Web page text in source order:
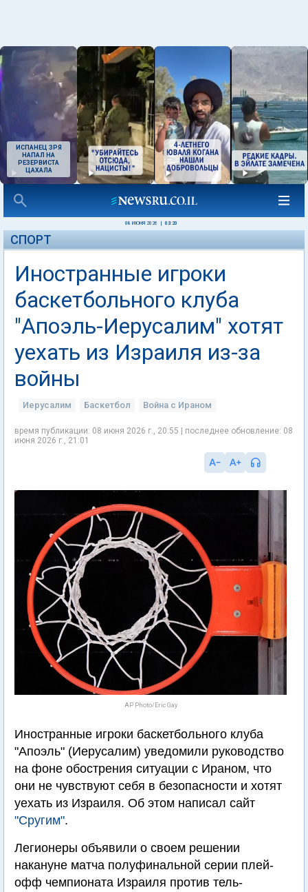
ИСПАНЕЦ ЗРЯ
НАПАЛ НА
РЕЗЕРВИСТА
ЦАХАЛА
08 ИЮНЯ 2026 03:20
СПОРТ
Иностранные игроки
баскетбольного клуба
"Апоэль-Иерусалим" хотят
уехать из Израиля из-за
войны
Иерусалим Баскетбол Война с Ираном
время публикации: 08 июня 2026 г., 20:55 | последнее обновление: 08
июня 2026 г., 21:01
AP Photo/Eric Gay
Иностранные игроки баскетбольного клуба
"Апоэль" (Иерусалим) уведомили руководство
на фоне обострения ситуации с Ираном, что
они не чувствуют себя в безопасности и хотят
уехать из Израиля. Об этом написал сайт
"Сругим".
Легионеры объявили о своем решении
накануне матча полуфинальной серии плей-
офф чемпионата Израиля против тель-